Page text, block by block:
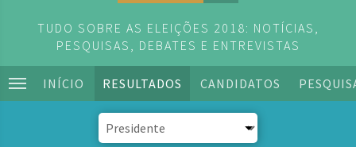
TUDO SOBRE AS ELEIÇÕES 2018: NOTÍCIAS,
PESQUISAS, DEBATES E ENTREVISTAS
INÍCIO RESULTADOS CANDIDATOS